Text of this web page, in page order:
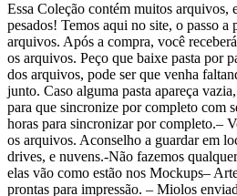
Essa Coleção contém muitos arquivos,
pesados! Temos aqui no site, o passo a
arquivos. Após a compra, você
os arquivos. Peço que baixe pasta por
dos arquivos, pode ser que venha
junto. Caso alguma pasta apareça
para que sincronize por completo com
horas para sincronizar por completo.–
os arquivos. Aconselho a guardar em
drives, e nuvens.-Não fazemos
elas vão como estão nos Mockups–
prontas para impressão. – Miolos